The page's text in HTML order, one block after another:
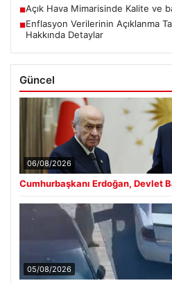
■Açık Hava Mimarisinde Kalite ve
■Enflasyon Verilerinin Açıklanma
Hakkında Detaylar
Güncel
06/08/2026
Cumhurbaşkanı Erdoğan, Devlet
05/08/2026